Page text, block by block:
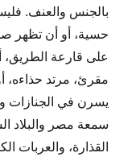
بالجنس والعنف.
حسية، أو أن تظهر صور
على قارعة الطريق،
مقرئ، مرتد حذاءه،
يسرن في الجنازات
سمعة مصر والبلاد
القذارة، والعربات